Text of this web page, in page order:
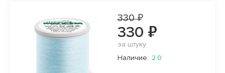
330 ₽
330 ₽
за штуку
Наличие: 2.0